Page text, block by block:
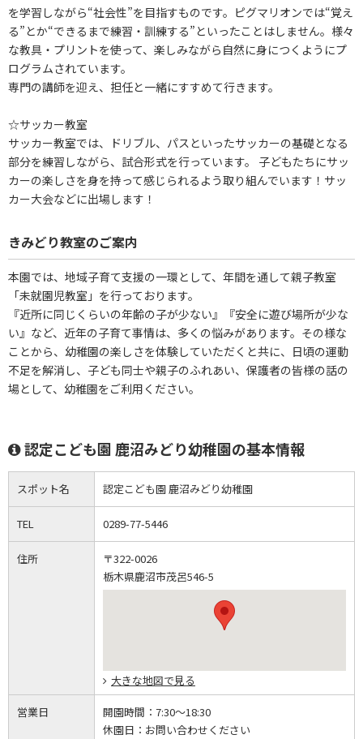
を学習しながら“社会性”を目指すものです。ピグマリオンでは“覚え
る”とか“できるまで練習・訓練する”といったことはしません。様々
な教具・プリントを使って、楽しみながら自然に身につくようにプ
ログラムされています。
専門の講師を迎え、担任と一緒にすすめて行きます。
☆サッカー教室
サッカー教室では、ドリブル、パスといったサッカーの基礎となる
部分を練習しながら、試合形式を行っています。 子どもたちにサッ
カーの楽しさを身を持って感じられるよう取り組んでいます！サッ
カー大会などに出場します！
きみどり教室のご案内
本園では、地域子育て支援の一環として、年間を通して親子教室
「未就園児教室」を行っております。
『近所に同じくらいの年齢の子が少ない』『安全に遊び場所が少な
い』など、近年の子育て事情は、多くの悩みがあります。その様な
ことから、幼稚園の楽しさを体験していただくと共に、日頃の運動
不足を解消し、子ども同士や親子のふれあい、保護者の皆様の話の
場として、幼稚園をご利用ください。
認定こども園 鹿沼みどり幼稚園の基本情報
スポット名 認定こども園 鹿沼みどり幼稚園
TEL 0289-77-5446
住所
〒322-0026
栃木県鹿沼市茂呂546-5
大きな地図で見る
営業日 開園時間： 7:30～18:30
休園日： お問い合わせください